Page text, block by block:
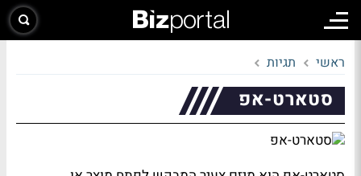
ראשי תגיות
סטארט-אפ